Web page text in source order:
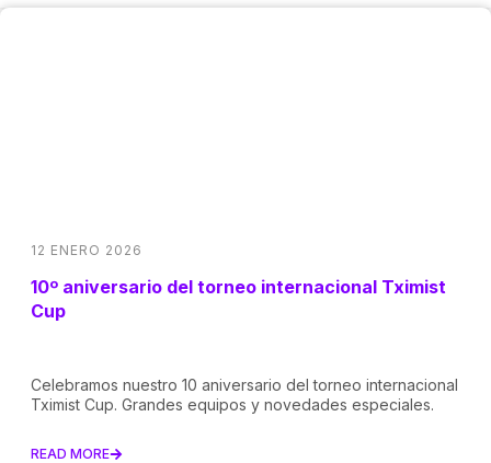
12 ENERO 2026
10º aniversario del torneo internacional Tximist
Cup
Celebramos nuestro 10 aniversario del torneo internacional
Tximist Cup. Grandes equipos y novedades especiales.
READ MORE